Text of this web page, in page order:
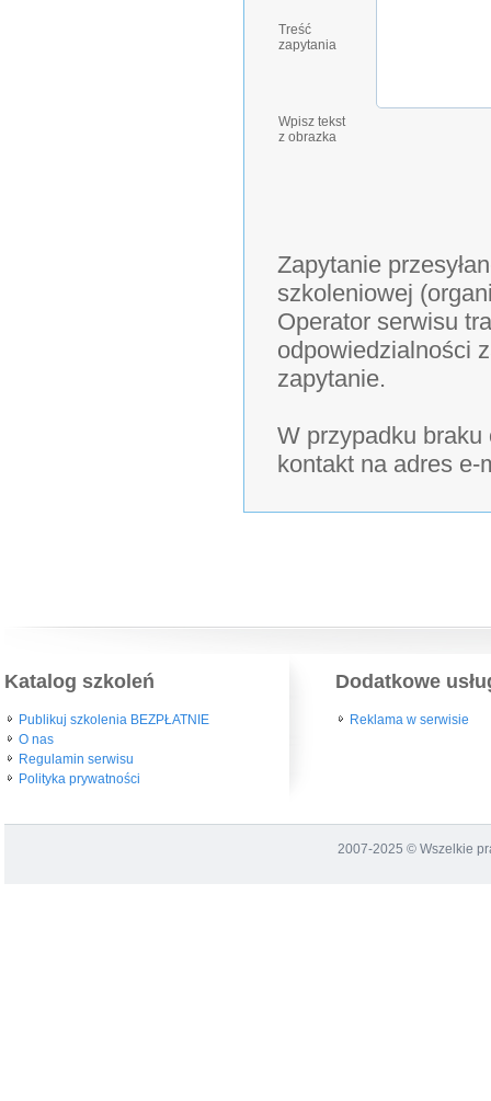
Treść
zapytania
Wpisz tekst
z obrazka
Zapytanie
szkoleniowej
Operator serwisu
odpowiedzialności
zapytanie.
W przypadku
kontakt na adres
Katalog szkoleń
Publikuj szkolenia BEZPŁATNIE
O nas
Regulamin serwisu
Polityka prywatności
Dodatkowe
Reklama w serwisie
2007-2025 © Wszelkie